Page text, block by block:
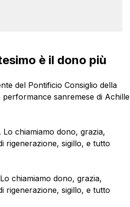
è il dono più
del Pontificio Consiglio della
sanremese di Achille
Lo chiamiamo dono, grazia,
rigenerazione, sigillo, e tutto
chiamiamo dono, grazia,
rigenerazione, sigillo, e tutto